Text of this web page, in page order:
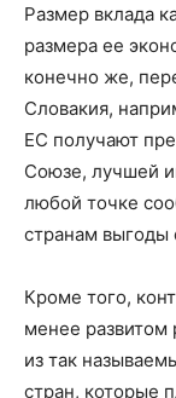
Размер вклада
размера ее
конечно же,
Словакия,
ЕС получают
Союзе, лучшей
любой точке
странам выгоды
Кроме того,
менее развитом
из так
стран, которые